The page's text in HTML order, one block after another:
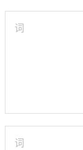
词
词